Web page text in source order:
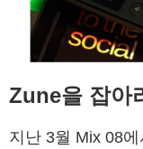
Zune을 잡아
지난 3월 Mix 08